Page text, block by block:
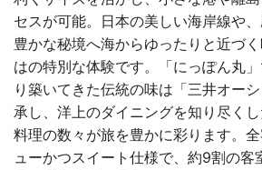
セスが可能。日本の美しい海岸線や
豊かな秘境へ海からゆったりと近づ
はの特別な体験です。「にっぽん丸
り築いてきた伝統の味は「三井オー
承し、洋上のダイニングを知り尽く
料理の数々が旅を豊かに彩ります。
ューかつスイート仕様で、約9割の客